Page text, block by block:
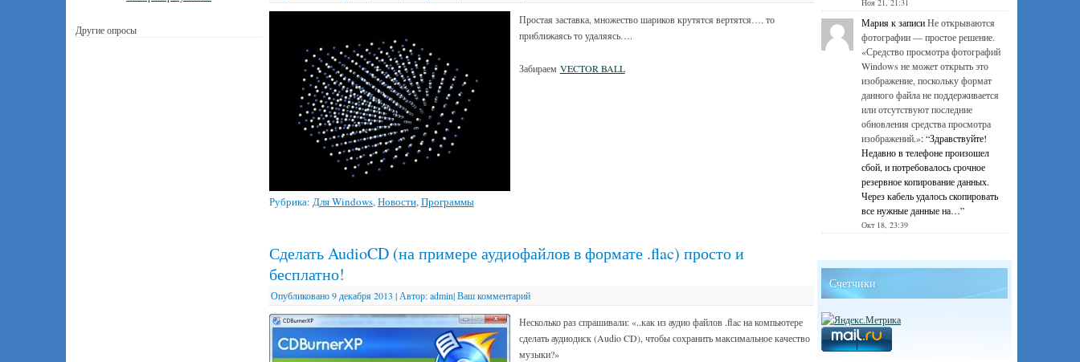
Простая заставка, множество шариков крутятся вертятся…. то
приближаясь то удаляясь….
Забираем VECTOR BALL
Рубрика: Для Windows,Новости,Программы
Сделать AudioCD (на примере аудиофайлов в формате .flac) просто и
бесплатно!
Опубликовано 9 декабря 2013 | Автор: admin| Ваш комментарий
Несколько раз спрашивали: «..как из аудио файлов .flac на компьютере
сделать аудиодиск (Audio CD), чтобы сохранить максимальное качество
музыки?»
Другие опросы
Ноя 21, 21:31
Марияк записиНе открываются
фотографии — простое решение.
«Средство просмотра фотографий
Windows не может открыть это
изображение, поскольку формат
данного файла не поддерживается
или отсутствуют последние
обновления средства просмотра
изображений.»: “Здравствуйте!
Недавно в телефоне произошел
сбой, и потребовалось срочное
резервное копирование данных.
Через кабель удалось скопировать
все нужные данные на…”
Окт 18, 23:39
Счетчики